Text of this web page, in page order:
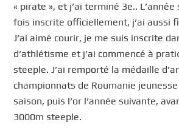
« pirate », et j’ai terminé 3e..
fois inscrite officiellement, j’ai aussi
J’ai aimé courir, je me suis inscrite
d’athlétisme et j’ai commencé à
steeple. J’ai remporté la médaille
championnats de Roumanie
saison, puis l’or l’année suivante,
3000m steeple.